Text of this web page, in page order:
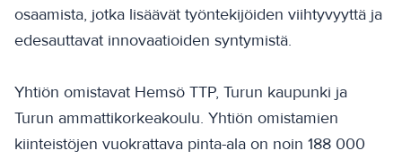
osaamista, jotka lisäävät työntekijöiden viihtyvyyttä ja
edesauttavat innovaatioiden syntymistä.
Yhtiön omistavat Hemsö TTP, Turun kaupunki ja
Turun ammattikorkeakoulu. Yhtiön omistamien
kiinteistöjen vuokrattava pinta-ala on noin 188 000